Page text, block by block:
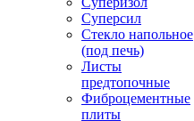
Суперсил
Стекло напольное
(под печь)
Листы
предтопочные
Фиброцементные
плиты